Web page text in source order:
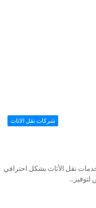
شركات نقل الاثاث
نقل الأثاث بشكل احترافي